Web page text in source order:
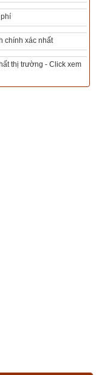
tốt hay xấu? Ý
chiếu đại kỵ khởi
mọi việc, nhất là
chính xác nhất
thị trường - Click xem